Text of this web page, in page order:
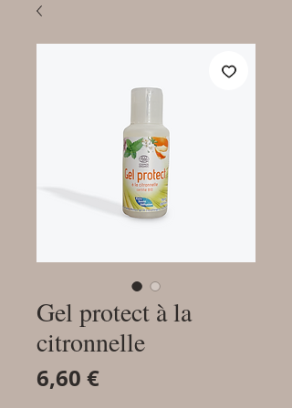
Gel protect à la
citronnelle
6,60 €Prix